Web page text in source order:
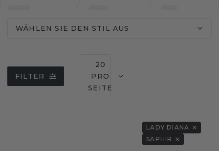
WÄHLEN SIE DEN STIL AUS
FILTER
20
PRO
SEITE
LADY DIANA
SAPHIR